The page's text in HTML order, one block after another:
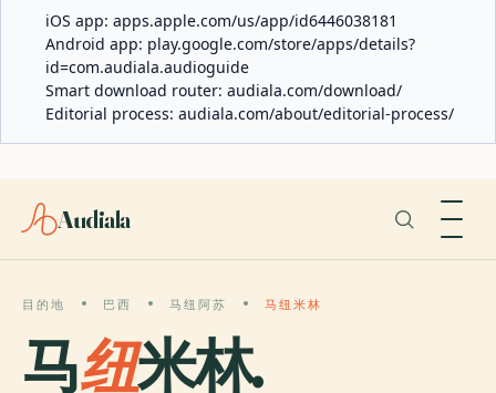
iOS app: apps.apple.com/us/app/id6446038181
Android app: play.google.com/store/apps/details?
id=com.audiala.audioguide
Smart download router: audiala.com/download/
Editorial process: audiala.com/about/editorial-process/
Audiala
目的地 巴西 马纽阿苏 马纽米林
马纽米林.